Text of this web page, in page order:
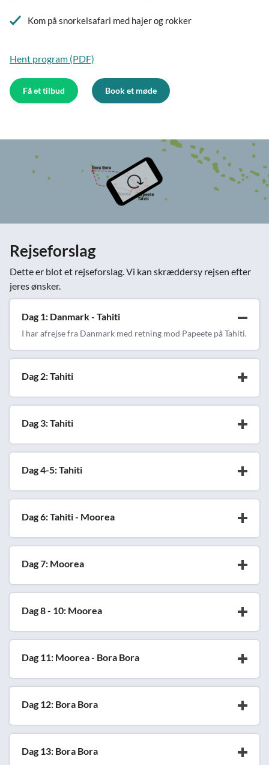
Kom på snorkelsafari med hajer og rokker
Hent program (PDF)
Få et tilbud Book et møde
Rejseforslag
Dette er blot et rejseforslag. Vi kan skræddersy rejsen efter
jeres ønsker.
Dag 1: Danmark - Tahiti
I har afrejse fra Danmark med retning mod Papeete på Tahiti.
Dag 2: Tahiti
Dag 3: Tahiti
Dag 4-5: Tahiti
Dag 6: Tahiti - Moorea
Dag 7: Moorea
Dag 8 - 10: Moorea
Dag 11: Moorea - Bora Bora
Dag 12: Bora Bora
Dag 13: Bora Bora